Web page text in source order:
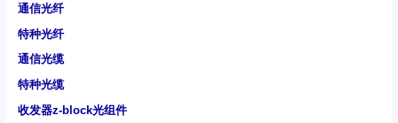
通信光纤
特种光纤
通信光缆
特种光缆
收发器z-block光组件